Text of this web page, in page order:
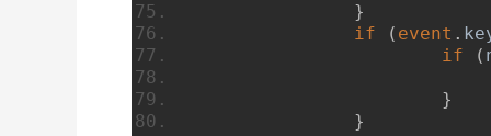
}
if
( event .
if
(
}
}